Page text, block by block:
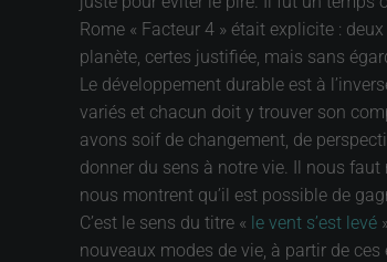
Rome « Facteur 4 » était explicite :
planète, certes justifiée, mais sans
Le développement durable est à
variés et chacun doit y trouver son
avons soif de changement, de
donner du sens à notre vie. Il nous
nous montrent qu’il est possible de
C’est le sens du titre « le vent s’est levé
nouveaux modes de vie, à partir de